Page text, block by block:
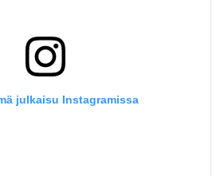
julkaisu Instagramissa